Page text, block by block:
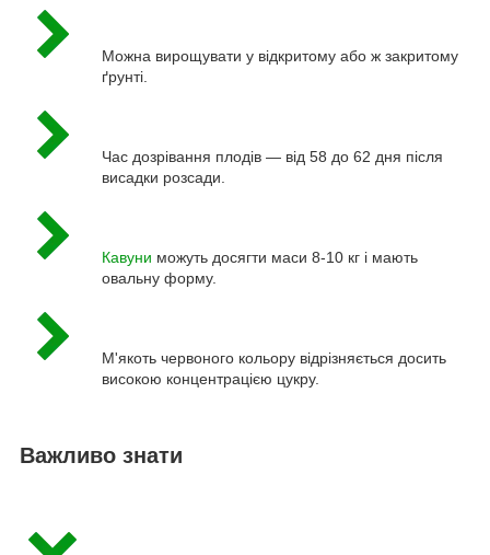
Можна вирощувати у відкритому або ж закритому
ґрунті.
Час дозрівання плодів — від 58 до 62 дня після
висадки розсади.
Кавуни можуть досягти маси 8-10 кг і мають
овальну форму.
М'якоть червоного кольору відрізняється досить
високою концентрацією цукру.
Важливо знати